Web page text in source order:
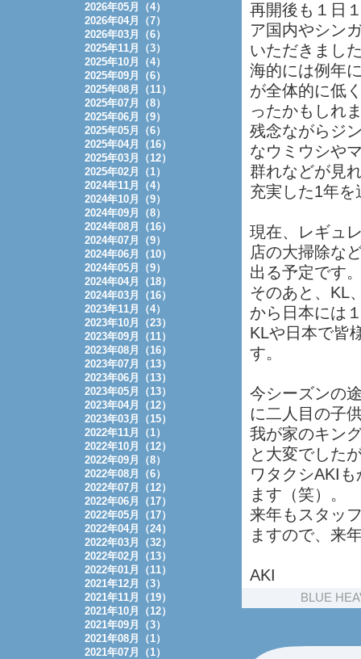
再開後も１日
ア国内やシン
いただきまし
海的には例年
が全体的に低
ったかもしれ
残念ながらジ
なウミウシや
群れなどが見
充実した1年
現在、レギュ
店の大掃除な
出る予定です
そのあと、KL
から日本には
KLや日本で皆
す。
今シーズンの
に二人目の子
我が家のキン
と大変でした
ワタクシAKI
ます（笑）。
来年もスタッ
ますので、来
AKI
BLUE
2026年05月（4）
2026年04月（7）
2026年03月（6）
2025年11月（3）
2025年10月（4）
2025年09月（6）
2025年08月（11）
2025年07月（8）
2025年06月（9）
2025年05月（6）
2025年04月（16）
2025年03月（12）
2025年02月（1）
2024年11月（4）
2024年10月（9）
2024年09月（8）
2024年08月（16）
2024年07月（9）
2024年06月（10）
2024年05月（9）
2024年04月（18）
2024年03月（16）
2023年11月（4）
2023年10月（23）
2023年09月（11）
2023年08月（16）
2023年07月（13）
2023年06月（13）
2023年05月（13）
2023年04月（12）
2023年03月（15）
2022年11月（1）
2022年10月（12）
2022年09月（8）
2022年08月（6）
2022年07月（12）
2022年06月（17）
2022年05月（17）
2022年04月（24）
2022年03月（32）
2022年02月（13）
2022年01月（11）
2021年12月（3）
2021年11月（19）
2021年10月（12）
2021年09月（3）
2021年08月（1）
2021年07月（1）